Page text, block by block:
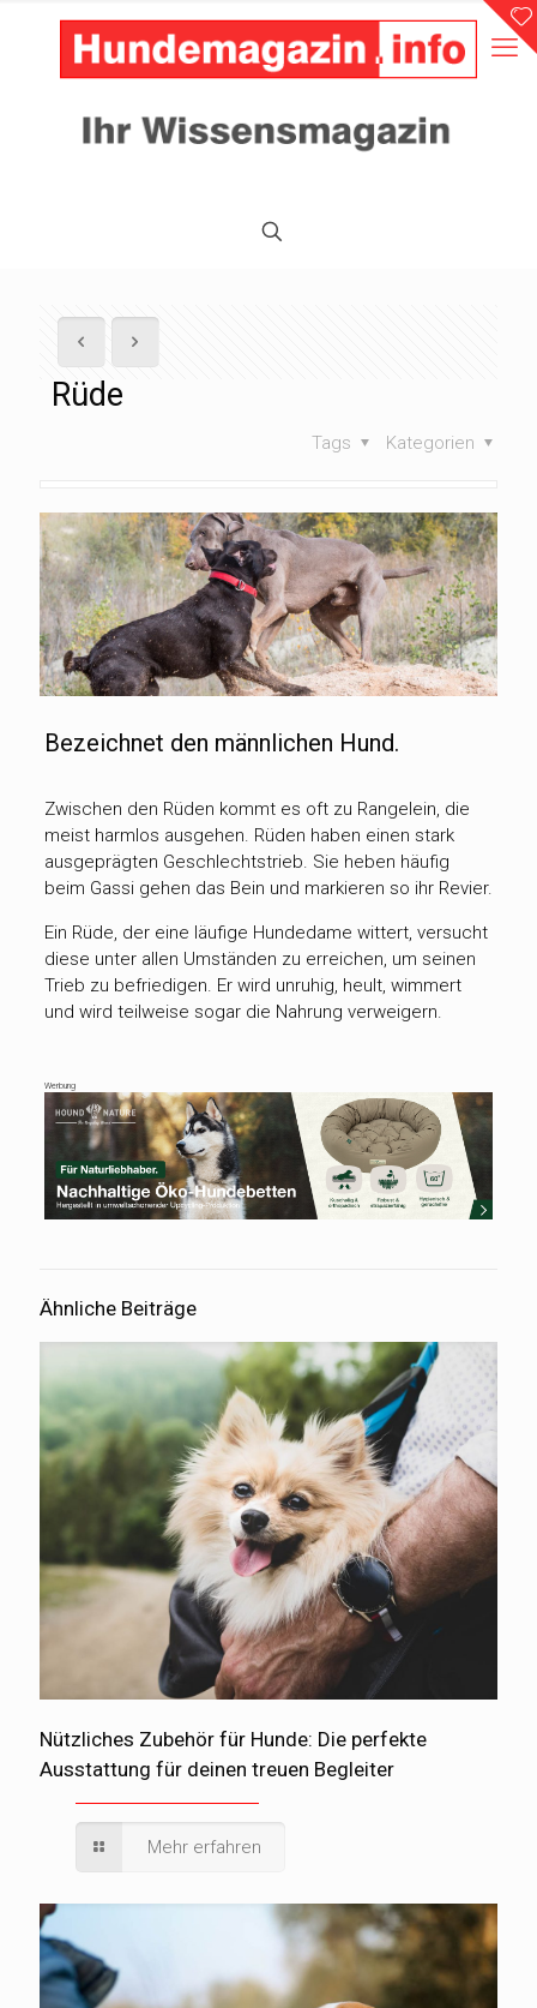
Rüde
Kategorien
Tags
Bezeichnet den männlichen Hund.
Zwischen den Rüden kommt es oft zu Rangelein, die
meist harmlos ausgehen. Rüden haben einen stark
ausgeprägten Geschlechtstrieb. Sie heben häufig
beim Gassi gehen das Bein und markieren so ihr Revier.
Ein Rüde, der eine läufige Hundedame wittert, versucht
diese unter allen Umständen zu erreichen, um seinen
Trieb zu befriedigen. Er wird unruhig, heult, wimmert
und wird teilweise sogar die Nahrung verweigern.
Werbung
Ähnliche Beiträge
Nützliches Zubehör für Hunde: Die perfekte
Ausstattung für deinen treuen Begleiter
Mehr erfahren